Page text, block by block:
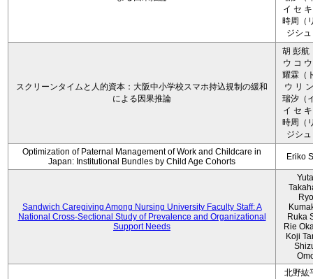
イ セ
時周（
ジシ
スクリーンタイムと人的資本：大阪中小学校スマホ持込規制の緩和
による因果推論
胡 彭航
ウ コ
耀霖（
ウ リ
瑞汐（
イ セ
時周（
ジシ
Optimization of Paternal Management of Work and Childcare in
Japan: Institutional Bundles by Child Age Cohorts
Eriko
Sandwich Caregiving Among Nursing University Faculty Staff: A
National Cross-Sectional Study of Prevalence and Organizational
Support Needs
Ruka
Rie
Koji
北野紘